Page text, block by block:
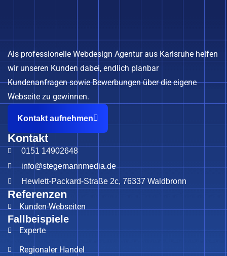
Als professionelle Webdesign Agentur aus Karlsruhe helfen
wir unseren Kunden dabei, endlich planbar
Kundenanfragen sowie Bewerbungen über die eigene
Webseite zu gewinnen.
Kontakt aufnehmen
Kontakt
0151 14902648
info@stegemannmedia.de
Hewlett-Packard-Straße 2c, 76337 Waldbronn
Referenzen
Kunden-Webseiten
Fallbeispiele
Experte
Regionaler Handel